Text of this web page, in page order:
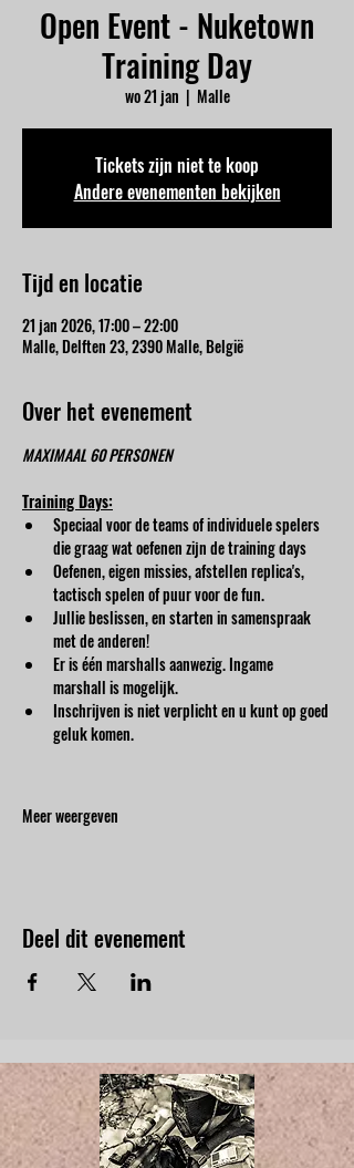
Open Event - Nuketown
Training Day
wo 21 jan
  |
Malle
Tickets zijn niet te koop
Andere evenementen bekijken
Tijd en locatie
21 jan 2026, 17:00 – 22:00
Malle, Delften 23, 2390 Malle, België
Over het evenement
MAXIMAAL 60 PERSONEN
Training Days:
Speciaal voor de teams of individuele spelers
die graag wat oefenen zijn de training days
Oefenen, eigen missies, afstellen replica's,
tactisch spelen of puur voor de fun.
Jullie beslissen, en starten in samenspraak
met de anderen!
Er is één marshalls aanwezig. Ingame
marshall is mogelijk.
Inschrijven is niet verplicht en u kunt op goed
geluk komen.
Meer weergeven
Deel dit evenement